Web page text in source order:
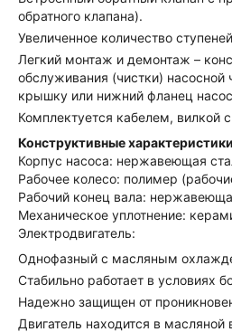
обратного клапана).
Увеличенное количество
Легкий монтаж и демонтаж –
обслуживания (чистки)
крышку или нижний фланец
Комплектуется кабелем, вилкой
Конструктивные характеристики
Корпус насоса: нержавеющая
Рабочее колесо: полимер
Рабочий конец вала:
Механическое уплотнение:
Электродвигатель:
Однофазный с масляным
Стабильно работает в условиях
Надежно защищен от
Двигатель находится в